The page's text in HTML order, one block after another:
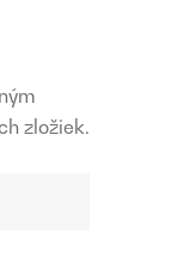
zložiek.